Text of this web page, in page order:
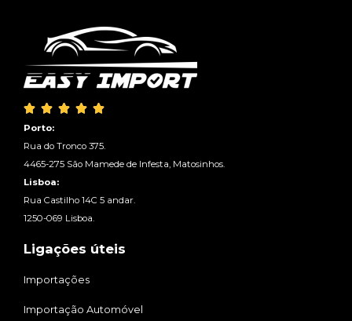
    
Porto:
Rua do Tronco 375.
4465-275 São Mamede de Infesta, Matosinhos.
Lisboa:
Rua Castilho 14C 5 andar.
1250-069 Lisboa.
Ligações úteis
Importações
Importação Automóvel